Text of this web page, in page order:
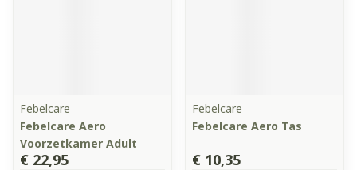
Febelcare
Febelcare Aero
Voorzetkamer Adult
€ 22,95
Febelcare
Febelcare Aero Tas
€ 10,35